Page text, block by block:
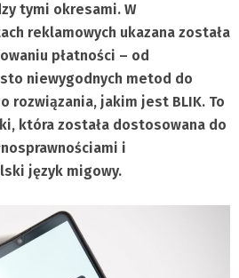
tymi okresami. W
reklamowych ukazana została
płatności – od
niewygodnych metod do
rozwiązania, jakim jest BLIK. To
która została dostosowana do
i
język migowy.